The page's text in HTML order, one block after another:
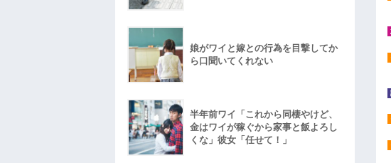
娘がワイと嫁との行為を目撃してか
ら口聞いてくれない
半年前ワイ「これから同棲やけど、
金はワイが稼ぐから家事と飯よろし
くな」彼女「任せて！」